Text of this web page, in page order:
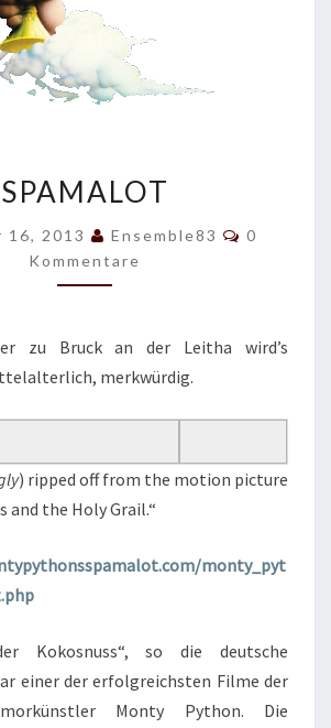
P
M
A
L
T
SPAMALOT
16, 2013 Ensemble83
K
O
A
0
Kommentare
zu Bruck an der Leitha wird’s
merkwürdig.
) ripped off from the motion picture
and the Holy Grail.“
monty_pyt
Kokosnuss“, so die deutsche
einer der erfolgreichsten Filme der
Monty Python. Die